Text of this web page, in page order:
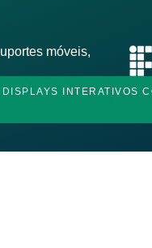
móveis,
INTERATIVOS